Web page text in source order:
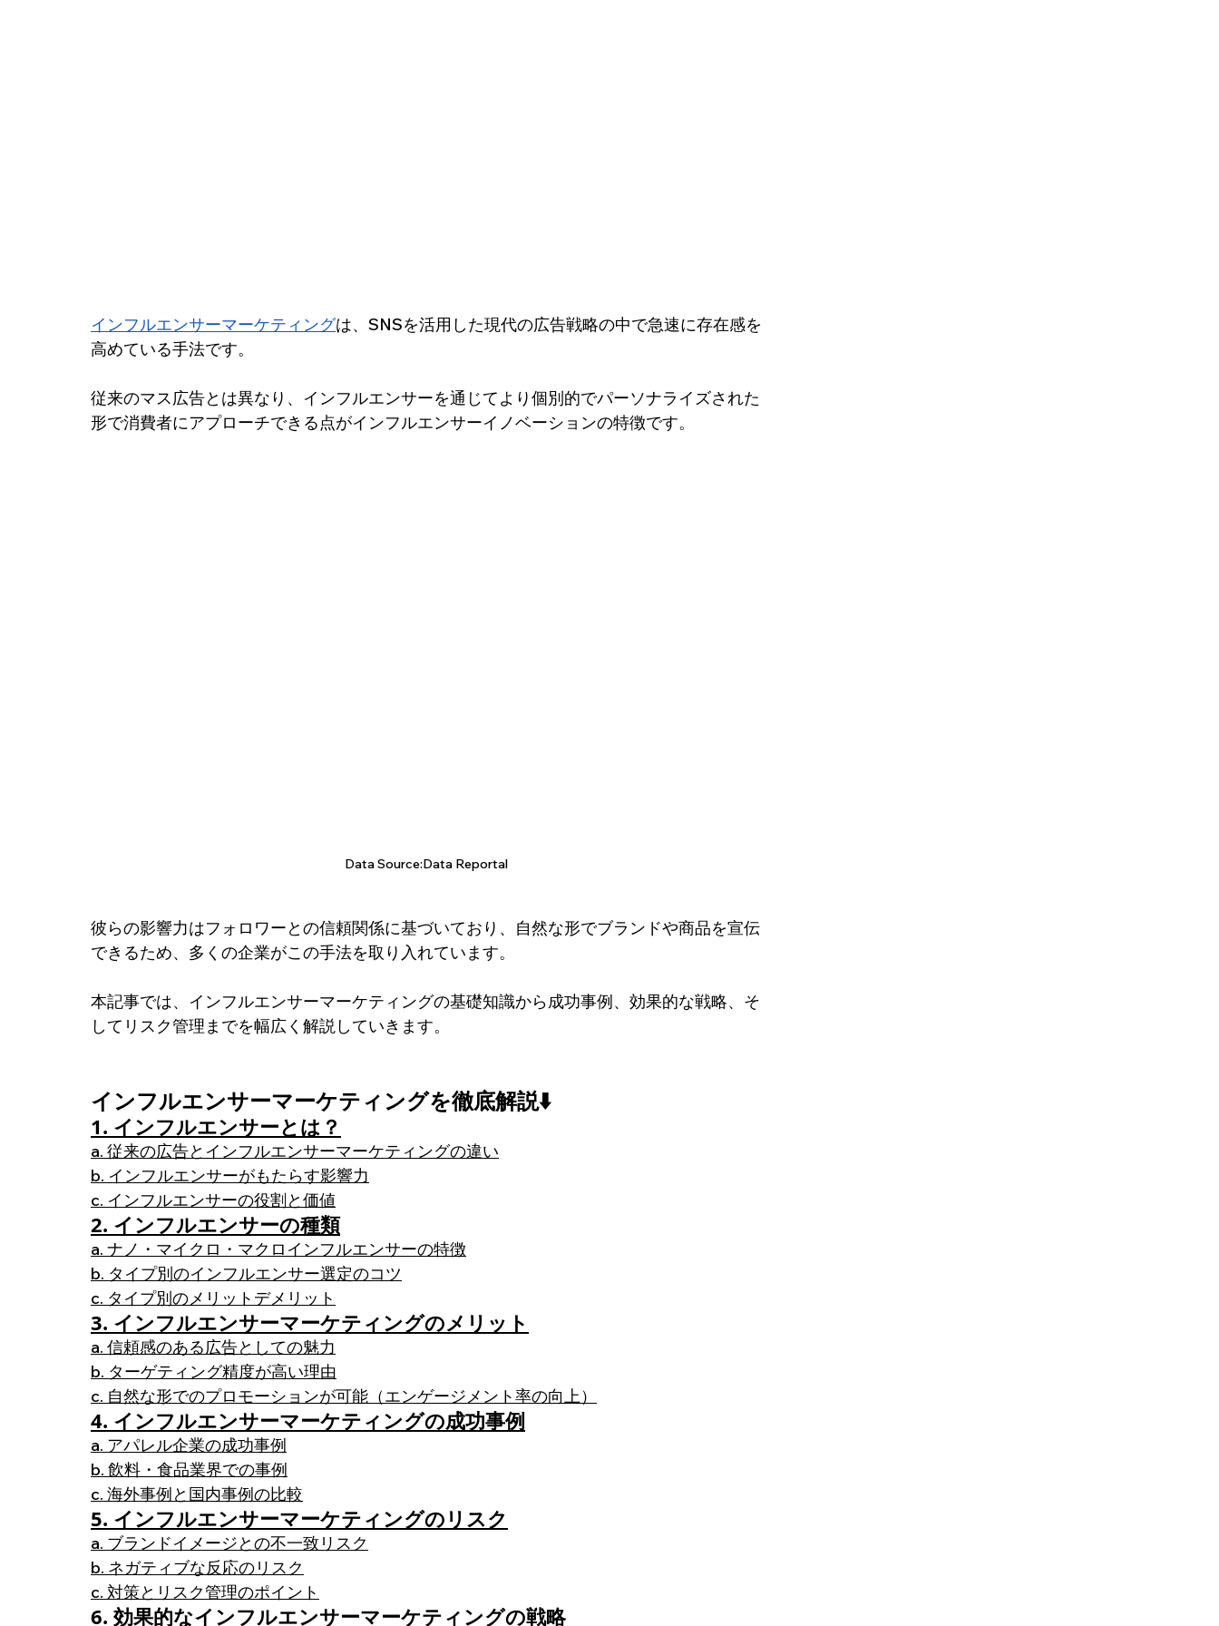
インフルエンサーマーケティングは、SNSを活用した現代の広告戦略の中で急速に存在感を
高めている手法です。
従来のマス広告とは異なり、インフルエンサーを通じてより個別的でパーソナライズされた
形で消費者にアプローチできる点がインフルエンサーイノベーションの特徴です。
Data Source:Data Reportal
彼らの影響力はフォロワーとの信頼関係に基づいており、自然な形でブランドや商品を宣伝
できるため、多くの企業がこの手法を取り入れています。
本記事では、インフルエンサーマーケティングの基礎知識から成功事例、効果的な戦略、そ
してリスク管理までを幅広く解説していきます。
インフルエンサーマーケティングを徹底解説⬇️
1. インフルエンサーとは？
a. 従来の広告とインフルエンサーマーケティングの違い
b. インフルエンサーがもたらす影響力
c. インフルエンサーの役割と価値
2. インフルエンサーの種類
a. ナノ・マイクロ・マクロインフルエンサーの特徴
b. タイプ別のインフルエンサー選定のコツ
c. タイプ別のメリットデメリット
3. インフルエンサーマーケティングのメリット
a. 信頼感のある広告としての魅力
b. ターゲティング精度が高い理由
c. 自然な形でのプロモーションが可能（エンゲージメント率の向上）
4. インフルエンサーマーケティングの成功事例
a. アパレル企業の成功事例
b. 飲料・食品業界での事例
c. 海外事例と国内事例の比較
5. インフルエンサーマーケティングのリスク
a. ブランドイメージとの不一致リスク
b. ネガティブな反応のリスク
c. 対策とリスク管理のポイント
6. 効果的なインフルエンサーマーケティングの戦略